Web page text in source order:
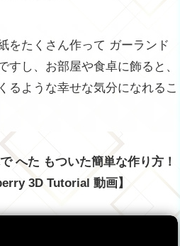
をたくさん作って ガーランド
すし、お部屋や食卓に飾ると、
るような幸せな気分になれるこ
へた もついた簡単な作り方！
3D Tutorial 動画】